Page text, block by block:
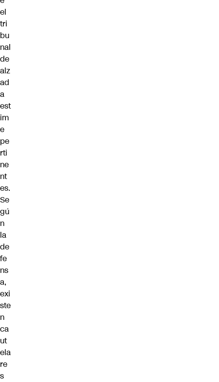
el
tri
bu
nal
de
alz
ad
a
est
im
e
pe
rti
ne
nt
es.
Se
gú
n
la
de
fe
ns
a,
exi
ste
n
ca
ut
ela
re
s